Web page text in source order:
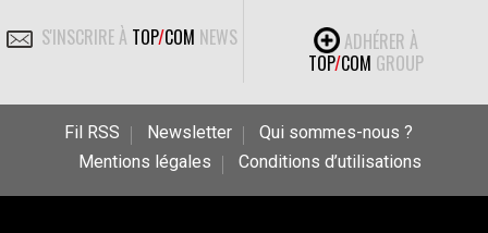
S'INSCRIRE À TOP/COM NEWS
ADHÉRER À
TOP/COM GROUP
Fil RSS Newsletter
Qui sommes-nous ?
Mentions légales
Conditions d’utilisations